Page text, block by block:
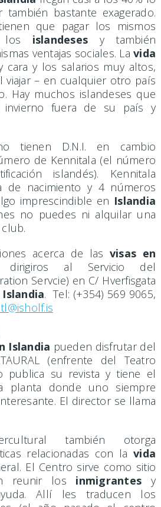
bastante exagerado.
que pagar los mismos
los islandeses y también
ventajas sociales. La vida
cara y los salarios muy altos,
viajar – en cualquier otro país
Hay muchos islandeses que
invierno fuera de su país y
tienen D.N.I. en cambio
de Kennitala (el número
islandés). Kennitala
de nacimiento y 4 números
imprescindible en Islandia
no puedes ni alquilar una
acerca de las visas en
al Servicio del
Servcie) en C/ Hverfisgata
Islandia. Tel: (+354) 569 9065,
Islandia pueden disfrutar del
(enfrente del Teatro
publica su revista y tiene el
planta donde uno siempre
El director se llama
también otorga
relacionadas con la vida
El Centro sirve como sitio
reunir los inmigrantes y
Allí les traducen los